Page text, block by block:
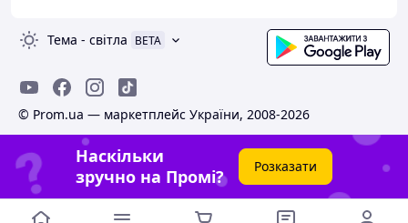
Тема - світла BETA
© Prom.ua — маркетплейс України, 2008-2026
Наскільки
зручно на Промі?
Розказати